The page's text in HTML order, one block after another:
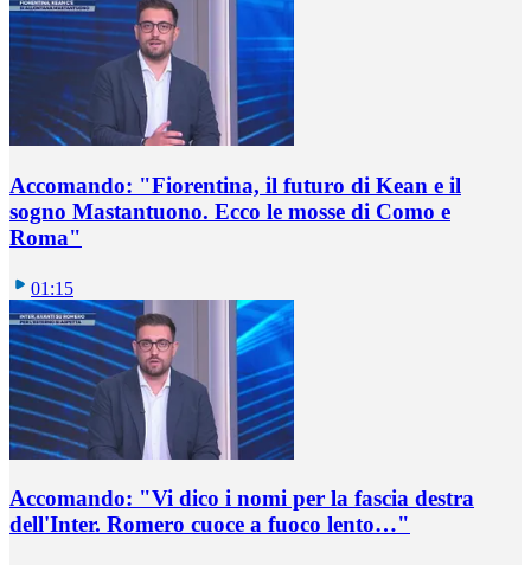
Accomando: "Fiorentina, il futuro di Kean e il
sogno Mastantuono. Ecco le mosse di Como e
Roma"
01:15
Accomando: "Vi dico i nomi per la fascia destra
dell'Inter. Romero cuoce a fuoco lento…"